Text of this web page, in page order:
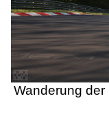
Wanderung